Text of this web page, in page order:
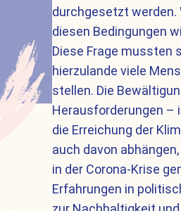
durchgesetzt werden.
diesen Bedingungen
Diese Frage mussten
hierzulande viele
stellen. Die
Herausforderungen –
die Erreichung der
auch davon
in der Corona-Krise
Erfahrungen in